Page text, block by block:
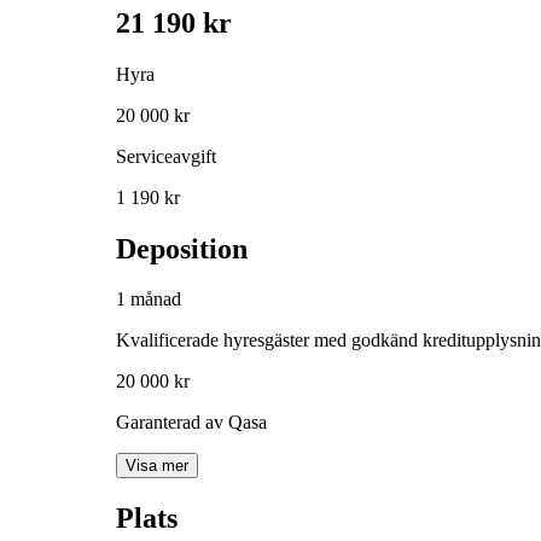
21 190 kr
Hyra
20 000 kr
Serviceavgift
1 190 kr
Deposition
1 månad
Kvalificerade hyresgäster med godkänd
20 000 kr
Garanterad av Qasa
Visa mer
Plats